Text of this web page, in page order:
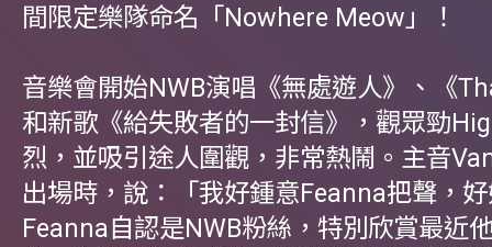
間限定樂隊命名「Nowhere Meow」！
音樂會開始NWB演唱《無處遊人》、《
和新歌《給失敗者的一封信》，觀眾勁
烈，並吸引途人圍觀，非常熱鬧。主音
出場時，說：「我好鍾意Feanna把聲，
Feanna自認是NWB粉絲，特別欣賞最近